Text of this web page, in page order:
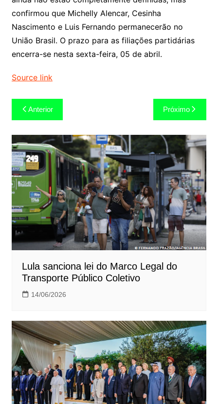
confirmou que Michelly Alencar, Cesinha
Nascimento e Luis Fernando permanecerão no
União Brasil. O prazo para as filiações partidárias
encerra-se nesta sexta-feira, 05 de abril.
Source link
Navegação
de
Post
Anterior Próximo
Lula sanciona lei do Marco Legal do
Transporte Público Coletivo
14/06/2026